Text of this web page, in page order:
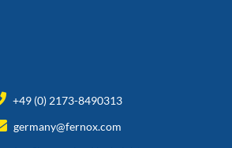
+49 (0) 2173-8490313
germany@fernox.com